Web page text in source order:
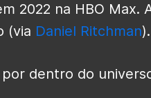
2022 na HBO Max.
(via Daniel Ritchman).
dentro do